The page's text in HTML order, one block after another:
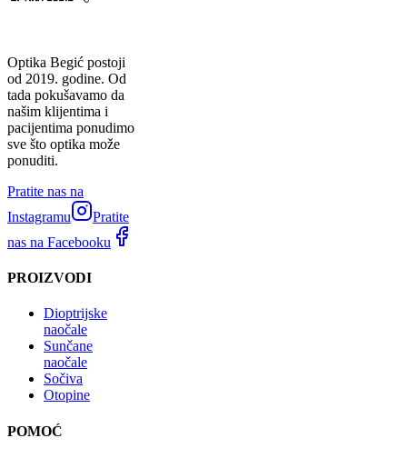
Optika Begić postoji
od 2019. godine. Od
tada pokušavamo da
našim klijentima i
pacijentima ponudimo
sve što optika može
ponuditi.
Pratite nas na
Instagramu
Pratite
nas na Facebooku
PROIZVODI
Dioptrijske
naočale
Sunčane
naočale
Sočiva
Otopine
POMOĆ